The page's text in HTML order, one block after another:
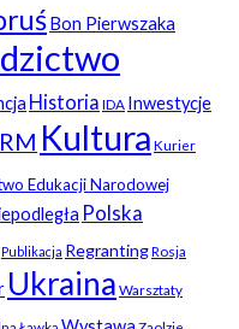
Bon Pierwszaka
Historia IDA Inwestycje
Kultura Kurier
Edukacji Narodowej
Polska
Publikacja RegrantingRosja
Ukraina Warsztaty